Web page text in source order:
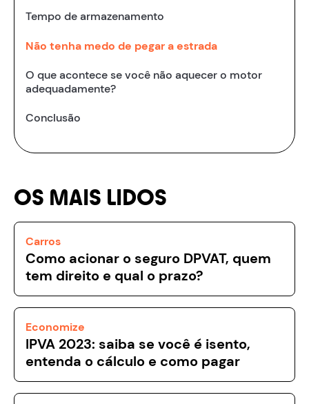
Tempo de armazenamento
Não tenha medo de pegar a estrada
O que acontece se você não aquecer o motor
adequadamente?
Conclusão
OS MAIS LIDOS
Carros
Como acionar o seguro DPVAT, quem
tem direito e qual o prazo?
Economize
IPVA 2023: saiba se você é isento,
entenda o cálculo e como pagar